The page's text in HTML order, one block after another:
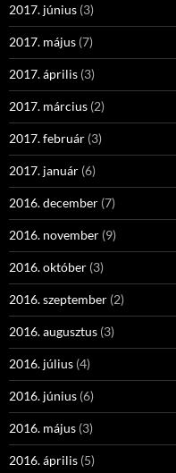
2017. június (3)
2017. május (7)
2017. április (3)
2017. március (2)
2017. február (3)
2017. január (6)
2016. december (7)
2016. november (9)
2016. október (3)
2016. szeptember (2)
2016. augusztus (3)
2016. július (4)
2016. június (6)
2016. május (3)
2016. április (5)